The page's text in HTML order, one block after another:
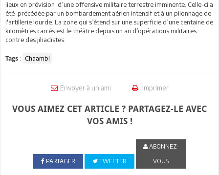
lieux en prévision d’une offensive militaire terrestre imminente. Celle-ci a
été précédée par un bombardement aérien intensif et à un pilonnage de
l'artillerie lourde. La zone qui s’étend sur une superficie d’une centaine de
kilomètres carrés est le théâtre depuis un an d’opérations militaires
contre des jihadistes.
Tags : Chaambi
Envoyer à un ami Imprimer
VOUS AIMEZ CET ARTICLE ? PARTAGEZ-LE AVEC
VOS AMIS !
PARTAGER TWEETER
ABONNEZ-
VOUS